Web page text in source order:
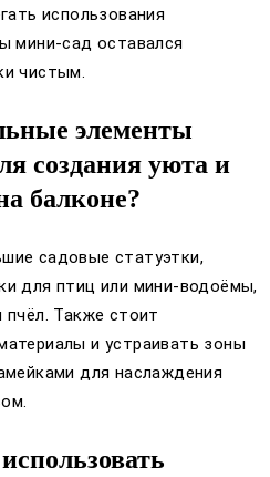
использования
мини-сад оставался
чистым.
элементы
создания уюта и
балконе?
садовые статуэтки,
для птиц или мини-водоёмы,
Также стоит
и устраивать зоны
для наслаждения